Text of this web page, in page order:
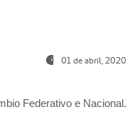
01 de abril, 2020
Federativo e Nacional.